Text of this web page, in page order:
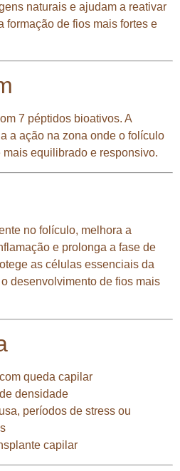
naturais e ajudam a reativar
formação de fios mais fortes e
7 péptidos bioativos. A
a ação na zona onde o folículo
equilibrado e responsivo.
no folículo, melhora a
e prolonga a fase de
as células essenciais da
desenvolvimento de fios mais
queda capilar
densidade
períodos de stress ou
capilar